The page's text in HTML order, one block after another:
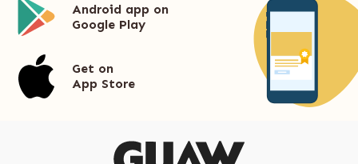
Android app on
Google Play
Get on
App Store